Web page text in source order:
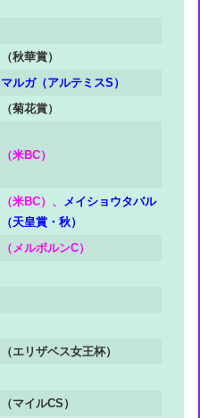
（秋華賞）
マルガ（アルテミスS）
（菊花賞）
（米BC）
（米BC）、 メイショウタバル
（天皇賞・秋）
（メルボルンC）
（エリザベス女王杯）
（マイルCS）